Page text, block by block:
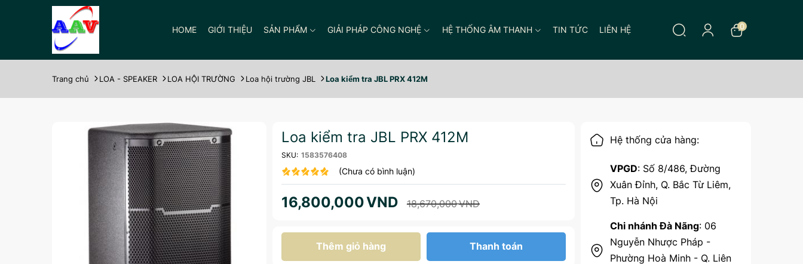
HOME GIỚI THIỆU SẢN PHẨM GIẢI PHÁP CÔNG NGHỆ HỆ THỐNG ÂM THANH TIN TỨC LIÊN HỆ 0
Trang chủ LOA - SPEAKER LOA HỘI TRƯỜNG Loa hội trường JBL Loa kiểm tra JBL PRX 412M
Loa kiểm tra JBL PRX 412M
SKU: 1583576408
(Chưa có bình luận)
16,800,000VND 18,670,000VND
Thêm giỏ hàng Thanh toán
Hệ thống cửa hàng:
VPGD: Số 8/486, Đường
Xuân Đỉnh, Q. Bắc Từ Liêm,
Tp. Hà Nội
Chi nhánh Đà Nãng: 06
Nguyễn Nhược Pháp -
Phường Hoà Minh - Q. Liên